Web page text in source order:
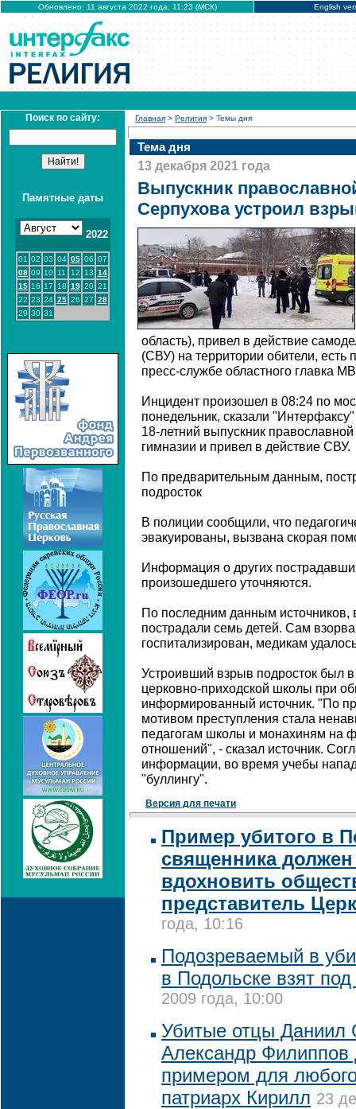
Обновлено: 11 августа 2022 года, 11:23 (МСК) English
Поиск по сайту:
Памятные даты
2022
01 02 03 04 05 06 07
08 09 10 11 12 13 14
15 16 17 18 19 20 21
22 23 24 25 26 27 28
29 30 31
Главная > Религия > Темы дня
Тема дня
13 декабря 2021 года
Выпускник
Серпухова устроил
область), привел в действие
(СВУ) на территории обители,
пресс-службе областного главка
Инцидент произошел в 08:24 по
понедельник, сказали
18-летний выпускник
гимназии и привел в действие СВУ.
По предварительным данным,
подросток
В полиции сообщили, что
эвакуированы, вызвана скорая
Информация о других
произошедшего уточняются.
По последним данным источников,
пострадали семь детей. Сам
госпитализирован, медикам
Устроивший взрыв подросток был
церковно-приходской школы при
информированный источник. "По
мотивом преступления стала
педагогам школы и монахиням на
отношений", - сказал источник.
информации, во время учебы
"буллингу".
Версия для печати
Пример убитого в
священника должен
вдохновить
представитель
года, 10:16
Подозреваемый в
в Подольске взят
2009 года, 10:00
Убитые отцы Даниил
Александр
примером для
патриарх Кирилл 23